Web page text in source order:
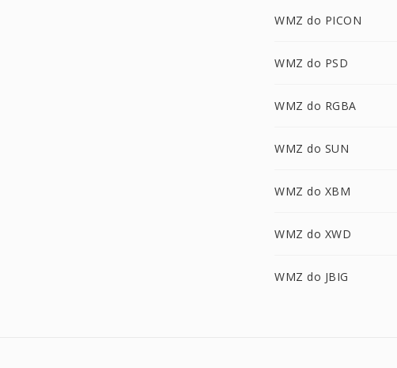
WMZ do PICON
WMZ do PSD
WMZ do RGBA
WMZ do SUN
WMZ do XBM
WMZ do XWD
WMZ do JBIG